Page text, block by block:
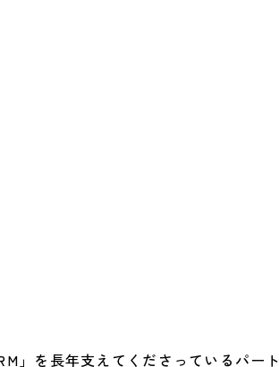
」を長年支えてくださっているパート